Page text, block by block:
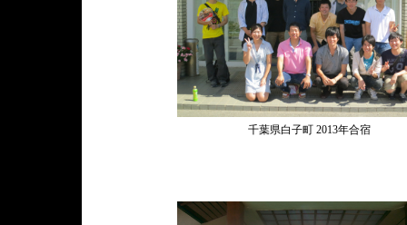
千葉県白子町 2013年合宿